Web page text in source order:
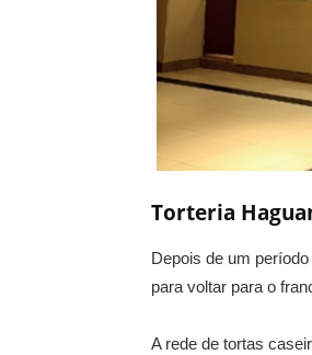
Torteria
Depois de um
para voltar para o
A rede de tortas